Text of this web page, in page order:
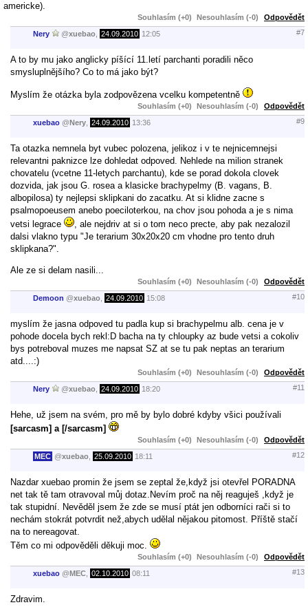
americke).
Souhlasím (+0) Nesouhlasím (-0) Odpovědět
Nery @xuebao 24.09.2010 12:05 #7
A to by mu jako anglicky píšící 11.letí parchanti poradili něco
smysluplnějšího? Co to má jako být?
Myslím že otázka byla zodpovězena vcelku kompetentně
Souhlasím (+0) Nesouhlasím (-0) Odpovědět
xuebao @Nery 24.09.2010 13:36 #9
Ta otazka nemnela byt vubec polozena, jelikoz i v te nejnicemnejsi
relevantni paknizce lze dohledat odpoved. Nehlede na milion stranek
chovatelu (vcetne 11-letych parchantu), kde se porad dokola clovek
dozvida, jak jsou G. rosea a klasicke brachypelmy (B. vagans, B.
albopilosa) ty nejlepsi sklipkani do zacatku. At si klidne zacne s
psalmopoeusem anebo poeciloterkou, na chov jsou pohoda a je s nima
vetsi legrace
, ale nejdriv at si o tom neco precte, aby pak nezalozil
dalsi vlakno typu "Je terarium 30x20x20 cm vhodne pro tento druh
sklipkana?".
Ale ze si delam nasili...
Souhlasím (+0) Nesouhlasím (-0) Odpovědět
Demoon @xuebao 24.09.2010 15:08 #10
myslím že jasna odpoved tu padla kup si brachypelmu alb. cena je v
pohode docela bych rekl:D bacha na ty chloupky az bude vetsi a cokoliv
bys potreboval muzes me napsat SZ at se tu pak neptas an terarium
atd....:)
Souhlasím (+0) Nesouhlasím (-0) Odpovědět
Nery @xuebao 24.09.2010 18:20 #11
Hehe, už jsem na svém, pro mě by bylo dobré kdyby všici používali
[sarcasm] a [/sarcasm]
Souhlasím (+0) Nesouhlasím (-0) Odpovědět
MEC @xuebao 25.09.2010 18:11 #12
Nazdar xuebao promin že jsem se zeptal že,když jsi otevřel PORADNA
net tak tě tam otravoval můj dotaz.Nevím proč na něj reaguješ ,když je
tak stupidní. Nevěděl jsem že zde se musí ptát jen odborníci rači si to
nechám stokrát potvrdit než,abych udělal nějakou pitomost. Příště stačí
na to nereagovat.
Těm co mi odpověděli děkuji moc.
Souhlasím (+0) Nesouhlasím (-0) Odpovědět
xuebao @MEC 02.10.2010 08:11 #13
Zdravim.